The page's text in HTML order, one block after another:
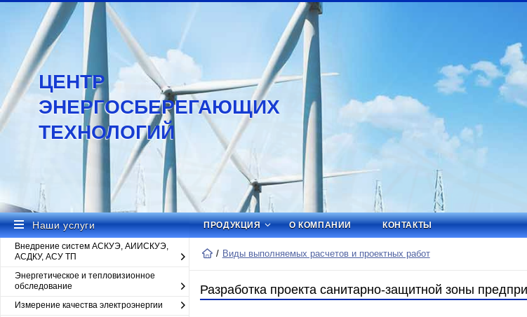
ЦЕНТР
ЭНЕРГОСБЕРЕГАЮЩИХ
ТЕХНОЛОГИЙ
Наши услуги ПРОДУКЦИЯ О КОМПАНИИ КОНТАКТЫ
Внедрение систем АСКУЭ, АИИСКУЭ,
АСДКУ, АСУ ТП
Энергетическое и тепловизионное
обследование
Измерение качества электроэнергии
Виды выполняемых расчетов и проектных работ
Разработка проекта санитарно-защитной зоны